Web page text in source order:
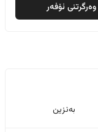
وەرگرتنی ئۆفەر
بەنزین